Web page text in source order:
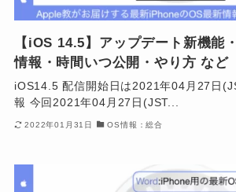
【iOS 14.5】アップデート新機能
情報・時間いつ公開・やり方 など
iOS14.5 配信開始日は2021年04月27日
報 今回2021年04月27日(JST...
2022年01月31日 OS情報：総合